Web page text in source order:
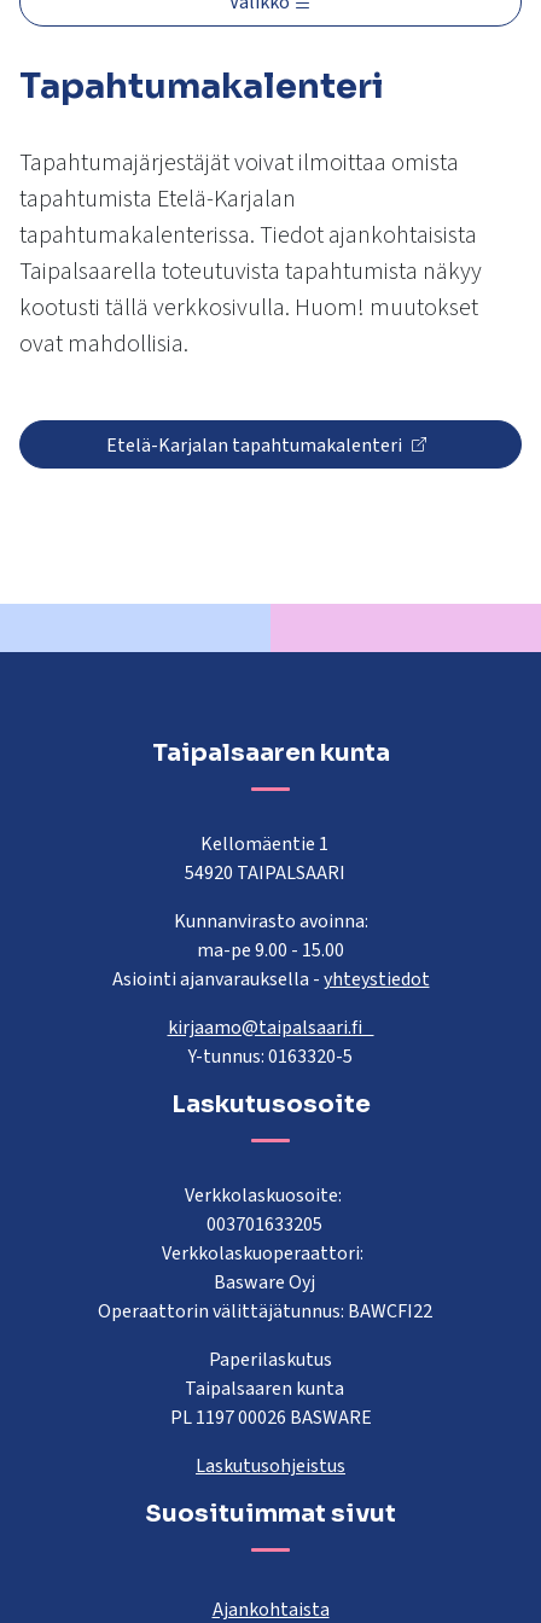
kosketus-
pyyhkäisyliikkeitä.
Tapahtumakalenteri
Tapahtumajärjestäjät voivat ilmoittaa omista
tapahtumista Etelä-Karjalan
tapahtumakalenterissa. Tiedot ajankohtaisista
Taipalsaarella toteutuvista tapahtumista näkyy
kootusti tällä verkkosivulla. Huom! muutokset
ovat mahdollisia.
Etelä-Karjalan tapahtumakalenteri
Taipalsaaren kunta
Kellomäentie 1
54920 TAIPALSAARI
Kunnanvirasto avoinna:
ma-pe 9.00 - 15.00
Asiointi ajanvarauksella -yhteystiedot
kirjaamo@taipalsaari.fi
Y-tunnus: 0163320-5
Laskutusosoite
Verkkolaskuosoite:
003701633205
Verkkolaskuoperaattori:
Basware Oyj
Operaattorin välittäjätunnus: BAWCFI22
Paperilaskutus
Taipalsaaren kunta
PL 1197 00026 BASWARE
Laskutusohjeistus
Suosituimmat sivut
Ajankohtaista